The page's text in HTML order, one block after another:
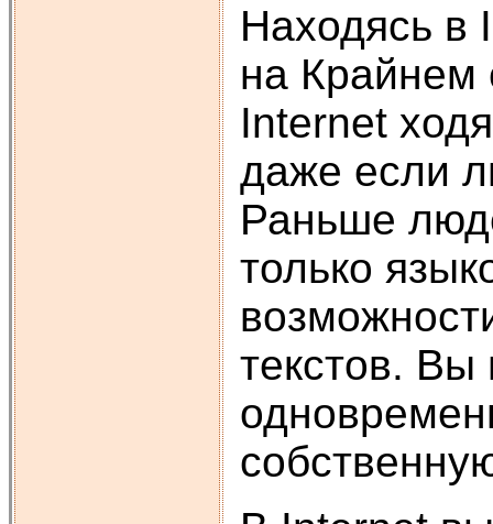
Находясь в
на Крайнем
Internet
даже если
Раньше
только
текстов.